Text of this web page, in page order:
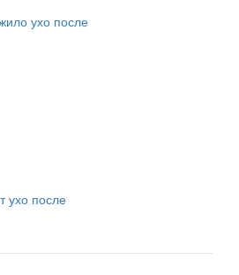
ухо после
ухо после